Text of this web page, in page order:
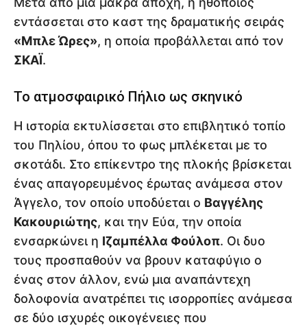
εντάσσεται στο καστ της δραματικής σειράς
«Μπλε Ώρες», η οποία προβάλλεται από τον
ΣΚΑΪ.
Το ατμοσφαιρικό Πήλιο ως σκηνικό
Η ιστορία εκτυλίσσεται στο επιβλητικό τοπίο
του Πηλίου, όπου το φως μπλέκεται με το
σκοτάδι. Στο επίκεντρο της πλοκής βρίσκεται
ένας απαγορευμένος έρωτας ανάμεσα στον
Άγγελο, τον οποίο υποδύεται ο Βαγγέλης
Κακουριώτης, και την Εύα, την οποία
ενσαρκώνει η Ιζαμπέλλα Φούλοπ. Οι δυο
τους προσπαθούν να βρουν καταφύγιο ο
ένας στον άλλον, ενώ μια αναπάντεχη
δολοφονία ανατρέπει τις ισορροπίες ανάμεσα
σε δύο ισχυρές οικογένειες που